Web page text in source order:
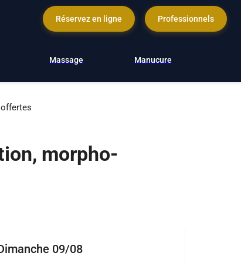
Réservez en ligne Professionnels
Massage Manucure
morpho-
09/08